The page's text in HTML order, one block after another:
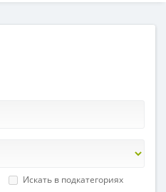
Искать в подкатегориях